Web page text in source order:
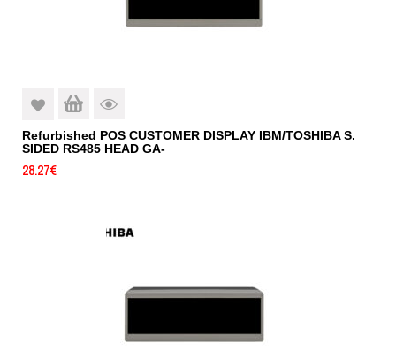
Refurbished POS CUSTOMER DISPLAY IBM/TOSHIBA S.
SIDED RS485 HEAD GA-
28.27€